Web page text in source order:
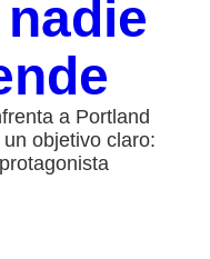
a Portland
objetivo claro: